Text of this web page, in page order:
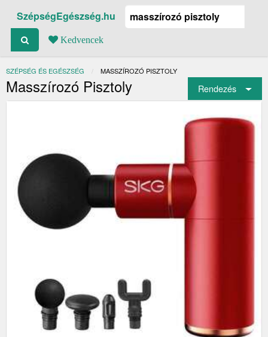
SzépségEgészség.hu
Kedvencek
SZÉPSÉG ÉS EGÉSZSÉG JELENLEGI:
MASSZÍROZÓ PISZTOLY
Masszírozó Pisztoly Rendezés